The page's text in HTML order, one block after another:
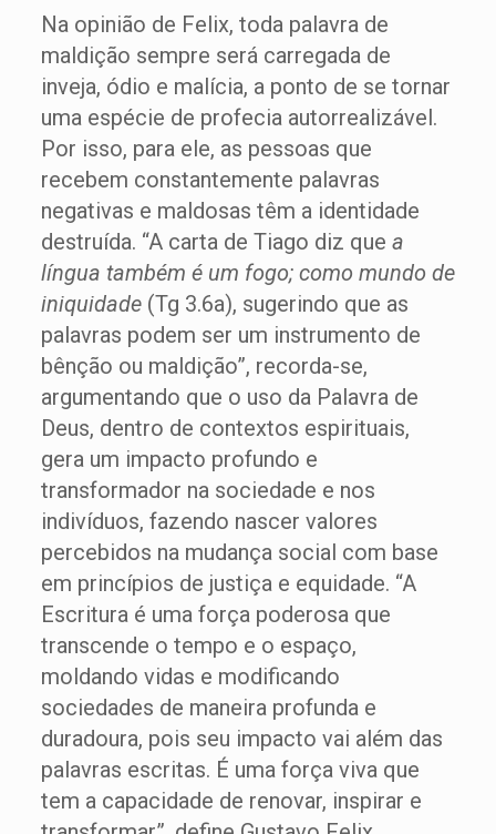
Na opinião de Felix, toda palavra de
maldição sempre será carregada de
inveja, ódio e malícia, a ponto de se tornar
uma espécie de profecia autorrealizável.
Por isso, para ele, as pessoas que
recebem constantemente palavras
negativas e maldosas têm a identidade
destruída. “A carta de Tiago diz que a
língua também é um fogo; como mundo de
iniquidade (Tg 3.6a), sugerindo que as
palavras podem ser um instrumento de
bênção ou maldição”, recorda-se,
argumentando que o uso da Palavra de
Deus, dentro de contextos espirituais,
gera um impacto profundo e
transformador na sociedade e nos
indivíduos, fazendo nascer valores
percebidos na mudança social com base
em princípios de justiça e equidade. “A
Escritura é uma força poderosa que
transcende o tempo e o espaço,
moldando vidas e modificando
sociedades de maneira profunda e
duradoura, pois seu impacto vai além das
palavras escritas. É uma força viva que
tem a capacidade de renovar, inspirar e